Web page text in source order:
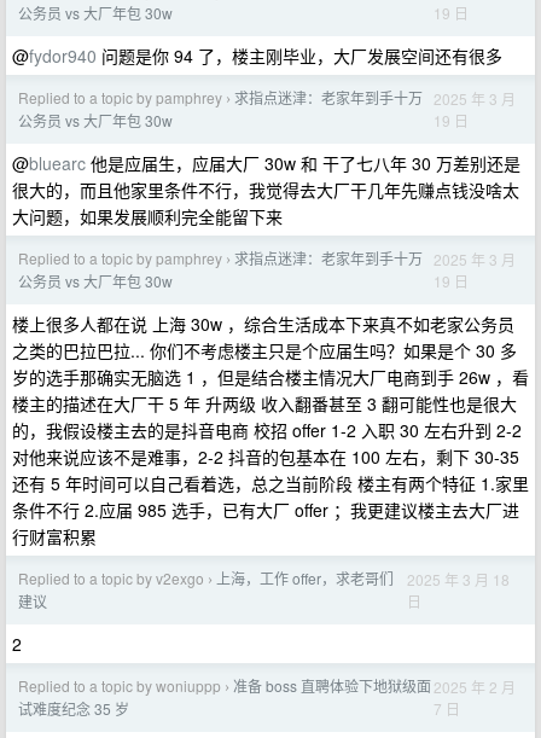
公务员 vs 大厂年包 30w
19 日
@fydor940 问题是你 94 了，楼主刚毕业，大厂发展空间还有很多
Replied to a topic by pamphrey › 求指点迷津：老家年到手十万
公务员 vs 大厂年包 30w
2025 年 3 月
19 日
@bluearc 他是应届生，应届大厂 30w 和 干了七八年 30 万差别还是
很大的，而且他家里条件不行，我觉得去大厂干几年先赚点钱没啥太
大问题，如果发展顺利完全能留下来
Replied to a topic by pamphrey › 求指点迷津：老家年到手十万
公务员 vs 大厂年包 30w
2025 年 3 月
19 日
楼上很多人都在说 上海 30w ，综合生活成本下来真不如老家公务员
之类的巴拉巴拉... 你们不考虑楼主只是个应届生吗？如果是个 30 多
岁的选手那确实无脑选 1 ，但是结合楼主情况大厂电商到手 26w ，看
楼主的描述在大厂干 5 年 升两级 收入翻番甚至 3 翻可能性也是很大
的，我假设楼主去的是抖音电商 校招 offer 1-2 入职 30 左右升到 2-2
对他来说应该不是难事，2-2 抖音的包基本在 100 左右，剩下 30-35
还有 5 年时间可以自己看着选，总之当前阶段 楼主有两个特征 1.家里
条件不行 2.应届 985 选手，已有大厂 offer ；我更建议楼主去大厂进
行财富积累
Replied to a topic by v2exgo ›
上海，工作 offer，求老哥们
建议
2025 年 3 月 18
日
2
Replied to a topic by woniuppp › 准备 boss 直聘体验下地狱级面
试难度纪念 35 岁
2025 年 2 月
7 日